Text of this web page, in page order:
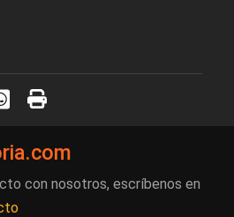
con nosotros, escríbenos en